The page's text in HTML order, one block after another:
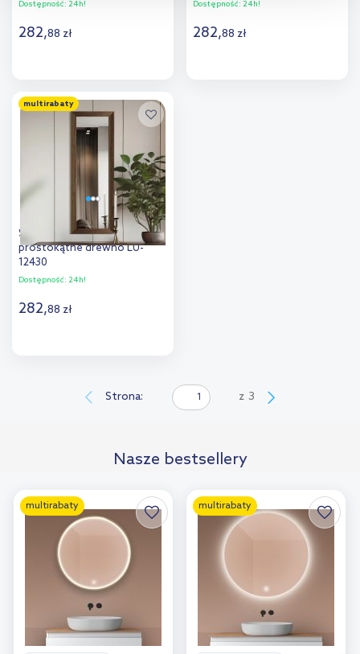
Dostępność: 24h!
282,88 zł
Dodaj do
porównania
Dostępność: 24h!
282,88 zł
multirabaty
Styler Wave lustro 50x142 cm
prostokątne drewno LU-
12430
Dostępność: 24h!
282,88 zł
Strona: z 3
Nasze bestsellery
multirabaty multirabaty